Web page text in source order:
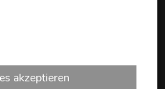
akzeptieren